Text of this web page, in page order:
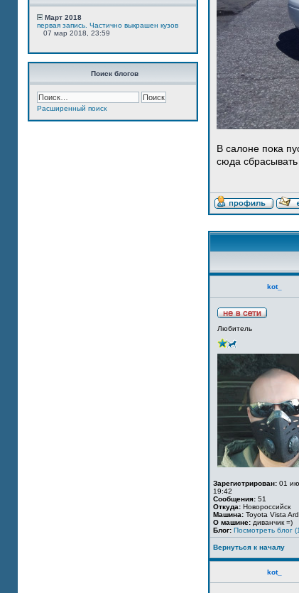
Март 2018
первая запись. Частично выкрашен кузов
07 мар 2018, 23:59
Поиск блогов
Расширенный поиск
В салоне пока
сюда сбрасывать
kot_
Любитель
Зарегистрирован: 01
19:42
Сообщения: 51
Откуда: Новороссийск
Машина: Toyota Vista
О машине: диванчик =)
Блог: Посмотреть блог
Вернуться к началу
kot_